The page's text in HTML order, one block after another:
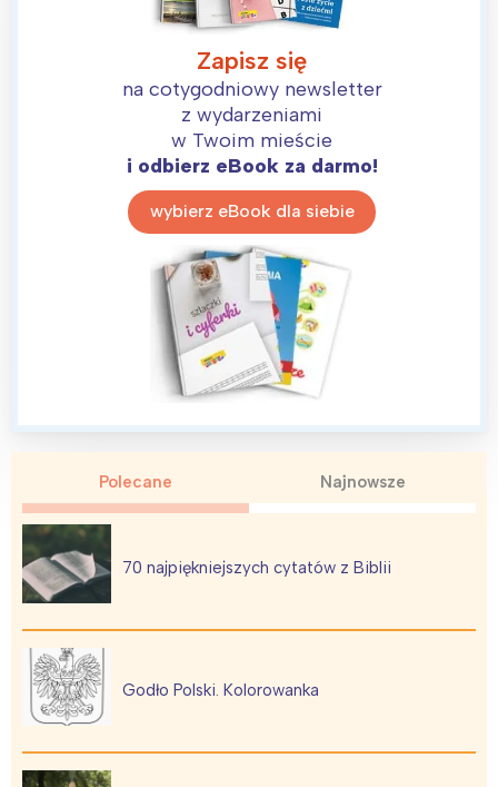
Zapisz się
na cotygodniowy newsletter
z wydarzeniami
w Twoim mieście
i odbierz eBook za darmo!
wybierz eBook dla siebie
Polecane Najnowsze
70 najpiękniejszych cytatów z Biblii
Godło Polski. Kolorowanka